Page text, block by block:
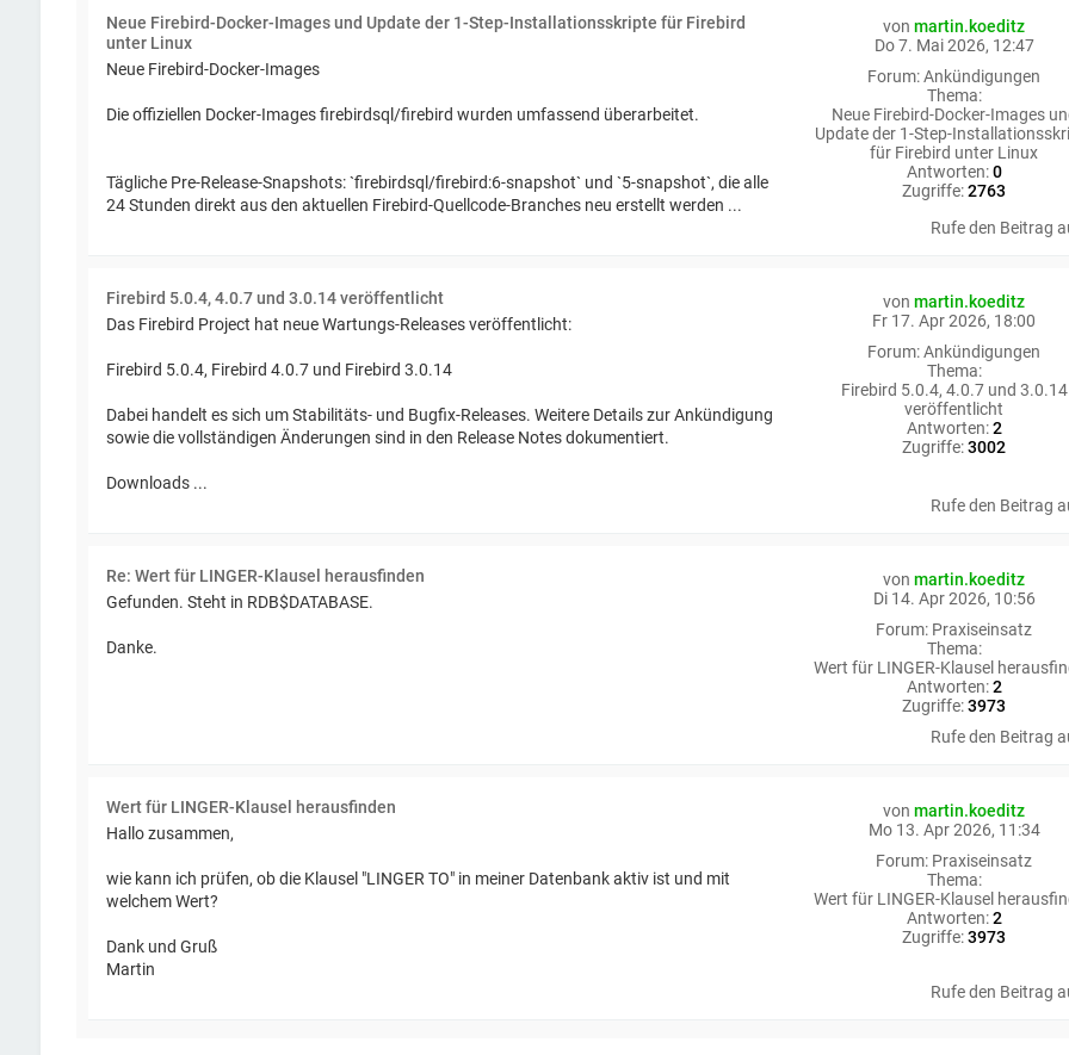
vonmartin.koeditz
Do 7. Mai 2026, 12:47
Forum:Ankündigungen
Thema:
Neue Firebird-Docker-Images
Update der 1-Step-
für Firebird unter Linux
Antworten:0
Zugriffe:2763
Neue Firebird-Docker-Images und Update der 1-Step-Installationsskripte für Firebird
unter Linux
Neue Firebird-Docker-Images
Die offiziellen Docker-Images firebirdsql/firebird wurden umfassend überarbeitet.
Tägliche Pre-Release-Snapshots: `firebirdsql/firebird:6-snapshot` und `5-snapshot`, die alle
24 Stunden direkt aus den aktuellen Firebird-Quellcode-Branches neu erstellt werden ...
Rufe den Beitrag
vonmartin.koeditz
Fr 17. Apr 2026, 18:00
Forum:Ankündigungen
Thema:
Firebird 5.0.4, 4.0.7 und 3.0.14
veröffentlicht
Antworten:2
Zugriffe:3002
Firebird 5.0.4, 4.0.7 und 3.0.14 veröffentlicht
Das Firebird Project hat neue Wartungs-Releases veröffentlicht:
Firebird 5.0.4, Firebird 4.0.7 und Firebird 3.0.14
Dabei handelt es sich um Stabilitäts- und Bugfix-Releases. Weitere Details zur Ankündigung
sowie die vollständigen Änderungen sind in den Release Notes dokumentiert.
Downloads ...
Rufe den Beitrag
vonmartin.koeditz
Di 14. Apr 2026, 10:56
Forum: Praxiseinsatz
Thema:
Wert für LINGER-Klausel
Antworten:2
Zugriffe:3973
Re: Wert für LINGER-Klausel herausfinden
Gefunden. Steht in RDB$DATABASE.
Danke.
Rufe den Beitrag
vonmartin.koeditz
Mo 13. Apr 2026, 11:34
Forum: Praxiseinsatz
Thema:
Wert für LINGER-Klausel
Antworten:2
Zugriffe:3973
Wert für LINGER-Klausel herausfinden
Hallo zusammen,
wie kann ich prüfen, ob die Klausel "LINGER TO" in meiner Datenbank aktiv ist und mit
welchem Wert?
Dank und Gruß
Martin
Rufe den Beitrag